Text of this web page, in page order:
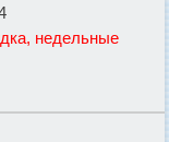
недельные